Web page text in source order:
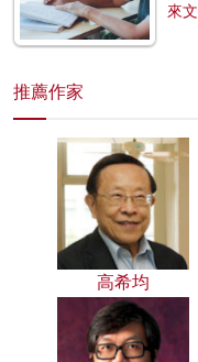
來文
推薦作家
高希均